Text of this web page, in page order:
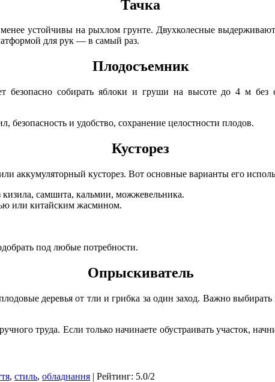
Тачка
устойчивы на рыхлом грунте. Двухколесные
для рук — в самый раз.
Плодосъемник
безопасно собирать яблоки и груши на высоте до 4 м
и удобство, сохранение целостности плодов.
Кусторез
аккумуляторный кусторез. Вот основные варианты его
самшита, кальмии, можжевельника.
или китайским жасмином.
под любые потребности.
Опрыскиватель
деревья от тли и грибка за один заход. Важно
труда. Если только начинаете обустраивать участок,
, стиль, обладнання | Рейтинг: 5.0/2